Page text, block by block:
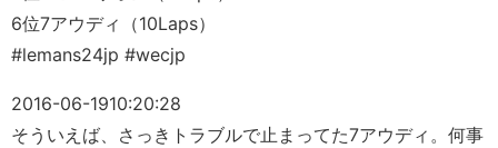
6位7アウディ（10Laps）
#lemans24jp #wecjp
2016-06-1910:20:28
そういえば、さっきトラブルで止まってた7アウディ。何事